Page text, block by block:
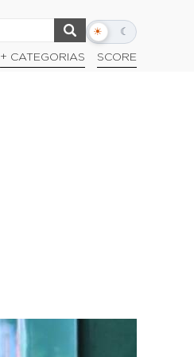
☀ ☾
Alternar
escuro
+ CATEGORIAS SCORE